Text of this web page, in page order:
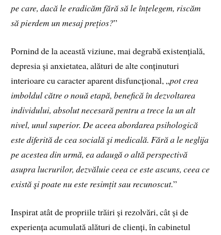
pe care, dacă le eradicăm fără să le înțelegem, riscăm
să pierdem un mesaj prețios?”
Pornind de la această viziune, mai degrabă existențială,
depresia și anxietatea, alături de alte conținuturi
interioare cu caracter aparent disfuncțional, „pot crea
imboldul către o nouă etapă, benefică în dezvoltarea
individului, absolut necesară pentru a trece la un alt
nivel, unul superior. De aceea abordarea psihologică
este diferită de cea socială şi medicală. Fără a le neglija
pe acestea din urmă, ea adaugă o altă perspectivă
asupra lucrurilor, dezvăluie ceea ce este ascuns, ceea ce
există şi poate nu este resimțit sau recunoscut.”
Inspirat atât de propriile trăiri și rezolvări, cât și de
experiența acumulată alături de clienți, în cabinetul